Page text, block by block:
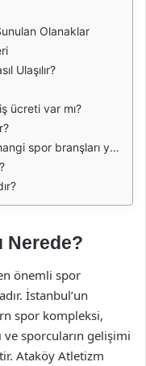
Olanaklar
Ulaşılır?
ücreti var mı?
branşları yapılmaktadır?
Nerede?
önemli spor
İstanbul’un
spor kompleksi,
sporcuların gelişimi
Ataköy Atletizm